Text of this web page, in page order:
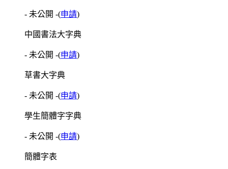
- 未公開 -(申請)
中國書法大字典
- 未公開 -(申請)
草書大字典
- 未公開 -(申請)
學生簡體字字典
- 未公開 -(申請)
簡體字表